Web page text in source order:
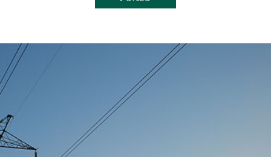
了解更多